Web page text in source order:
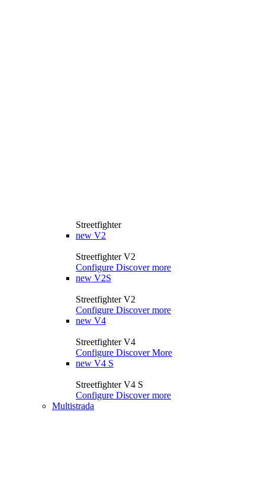
Streetfighter
new V2
Streetfighter V2
Configure Discover more
new V2S
Streetfighter V2
Configure Discover more
new V4
Streetfighter V4
Configure Discover More
new V4 S
Streetfighter V4 S
Configure Discover more
Multistrada